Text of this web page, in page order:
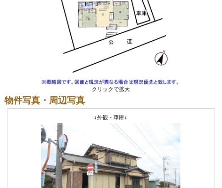
クリックで拡大
物件写真・周辺写真
↓外観・車庫↓